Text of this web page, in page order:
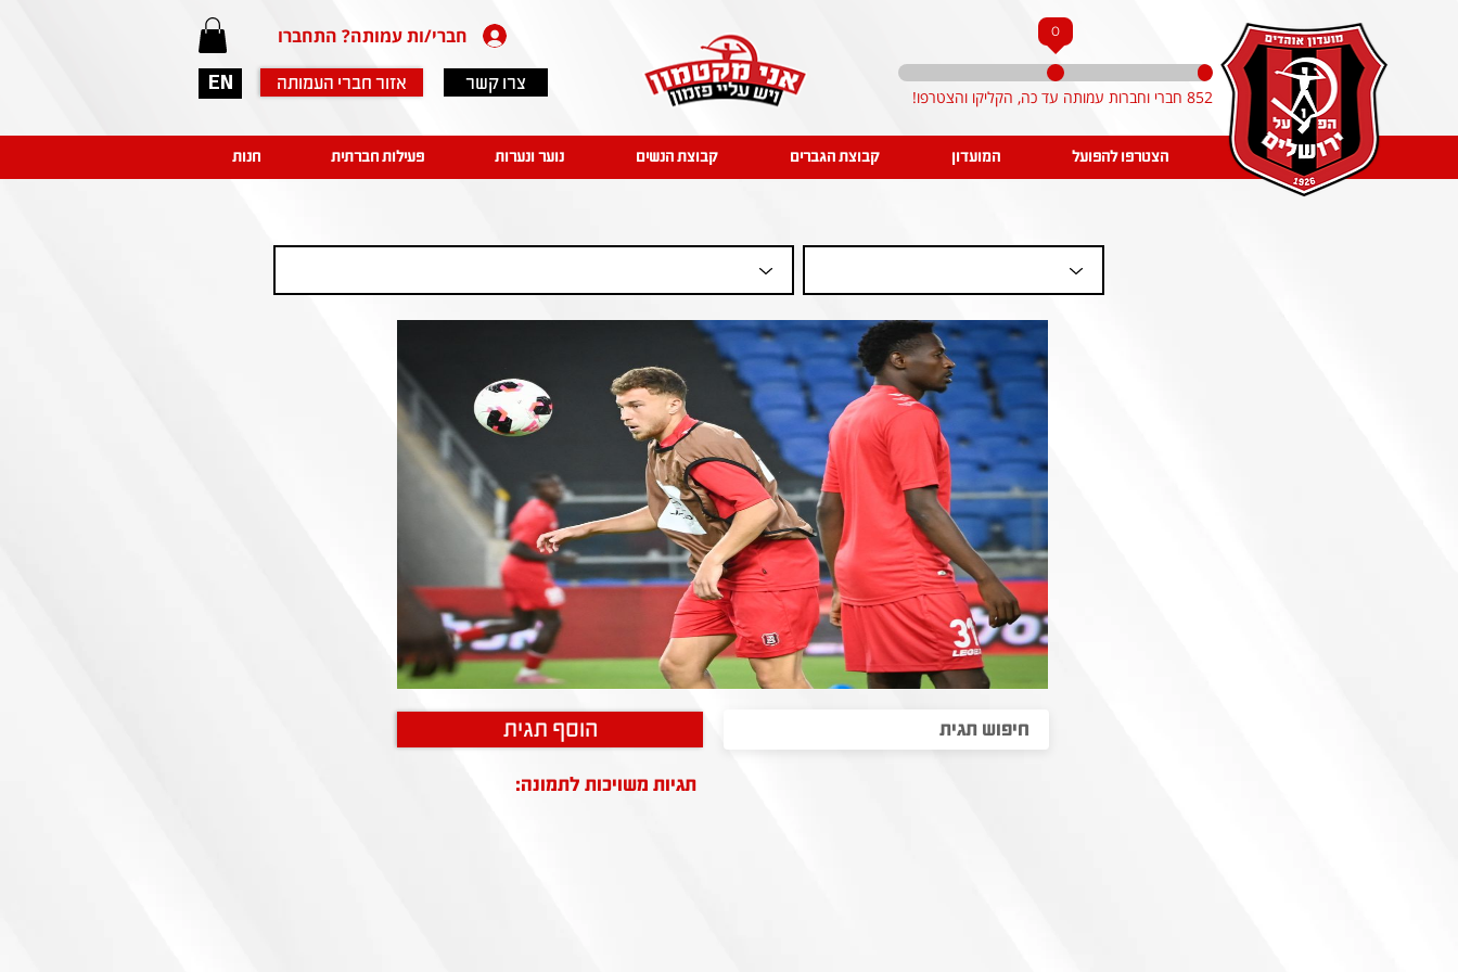
EN
חברי/ות עמותה? התחברו
אזור חברי העמותה צרו קשר
0
852 חברי וחברות עמותה עד כה, הקליקו והצטרפו!
הצטרפו להפועל המועדון קבוצת הגברים קבוצת הנשים נוער ונערות פעילות חברתית חנות
הוסף תגית
תגיות משויכות לתמונה: